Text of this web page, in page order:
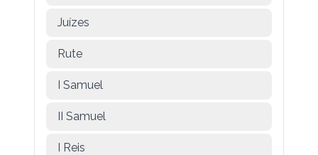
Juízes
Rute
I Samuel
II Samuel
I Reis